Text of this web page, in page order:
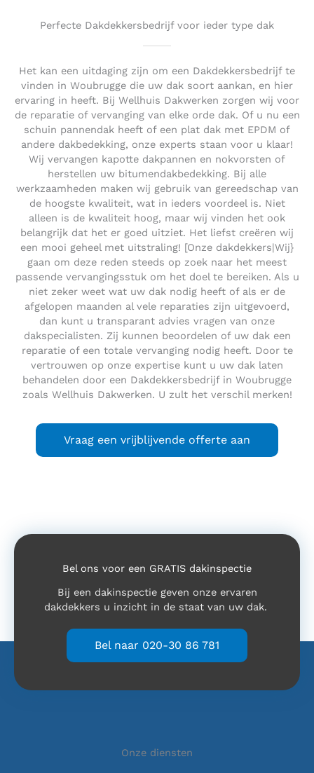
Perfecte Dakdekkersbedrijf voor ieder type dak
Het kan een uitdaging zijn om een Dakdekkersbedrijf te
vinden in Woubrugge die uw dak soort aankan, en hier
ervaring in heeft. Bij Wellhuis Dakwerken zorgen wij voor
de reparatie of vervanging van elke orde dak. Of u nu een
schuin pannendak heeft of een plat dak met EPDM of
andere dakbedekking, onze experts staan voor u klaar!
Wij vervangen kapotte dakpannen en nokvorsten of
herstellen uw bitumendakbedekking. Bij alle
werkzaamheden maken wij gebruik van gereedschap van
de hoogste kwaliteit, wat in ieders voordeel is. Niet
alleen is de kwaliteit hoog, maar wij vinden het ook
belangrijk dat het er goed uitziet. Het liefst creëren wij
een mooi geheel met uitstraling! [Onze dakdekkers|Wij}
gaan om deze reden steeds op zoek naar het meest
passende vervangingsstuk om het doel te bereiken. Als u
niet zeker weet wat uw dak nodig heeft of als er de
afgelopen maanden al vele reparaties zijn uitgevoerd,
dan kunt u transparant advies vragen van onze
dakspecialisten. Zij kunnen beoordelen of uw dak een
reparatie of een totale vervanging nodig heeft. Door te
vertrouwen op onze expertise kunt u uw dak laten
behandelen door een Dakdekkersbedrijf in Woubrugge
zoals Wellhuis Dakwerken. U zult het verschil merken!
Vraag een vrijblijvende offerte aan
Bel ons voor een GRATIS dakinspectie
Bij een dakinspectie geven onze ervaren
dakdekkers u inzicht in de staat van uw dak.
Bel naar 020-30 86 781
Onze diensten